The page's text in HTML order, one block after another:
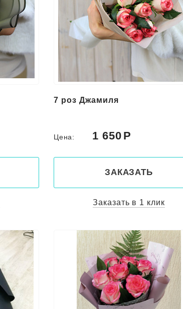
7 роз Джамиля
Цена: 1 650
ЗАКАЗАТЬ
Заказать в 1 клик